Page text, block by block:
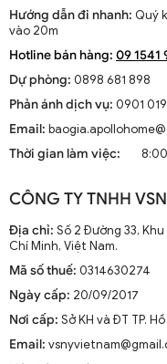
Hướng dẫn đi nhanh: Quý
vào 20m
Hotline bán hàng: 09 1541
Dự phòng: 0898 681 898
Phản ánh dịch vụ: 0901
Email:
Thời gian làm việc:
CÔNG TY TNHH
Địa chỉ: Số 2 Đường 33,
Chí Minh, Việt Nam.
Mã số thuế: 0314630274
Ngày cấp: 20/09/2017
Nơi cấp: Sở KH và ĐT TP.
Email: